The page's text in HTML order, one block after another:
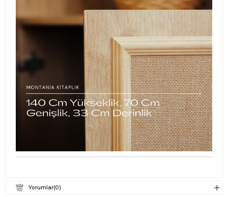
Yorumlar(0)